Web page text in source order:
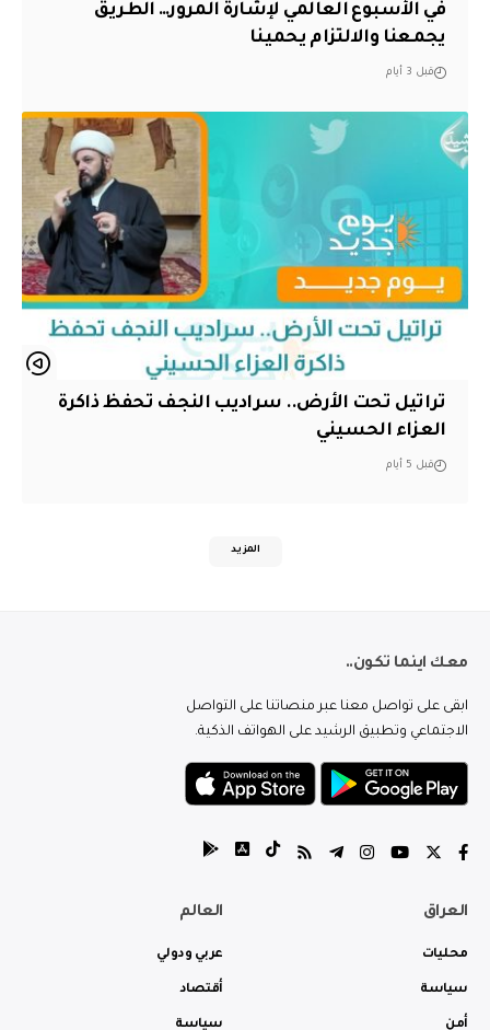
في الأسبوع العالمي لإشارة المرور… الطريق
يجمعنا والالتزام يحمينا
قبل 3 أيام
تراتيل تحت الأرض.. سراديب النجف تحفظ ذاكرة
العزاء الحسيني
قبل 5 أيام
المزيد
معك اينما تكون..
ابقى على تواصل معنا عبر منصاتنا على التواصل
الاجتماعي وتطبيق الرشيد على الهواتف الذكية.
العراق
محليات
سياسة
أمن
العالم
عربي ودولي
أقتصاد
سياسة